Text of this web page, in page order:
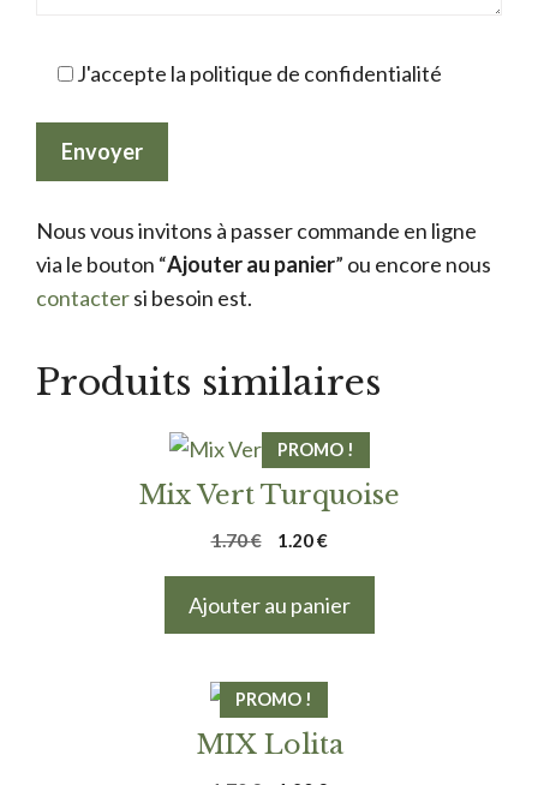
J'accepte la politique de confidentialité
Nous vous invitons à passer commande en ligne
via le bouton “Ajouter au panier” ou encore nous
contactersi besoin est.
Produits similaires
PROMO !
Mix Vert Turquoise
1.70€
Le
1.20€Le
actuel
Ajouter au panier
PROMO !
MIX Lolita